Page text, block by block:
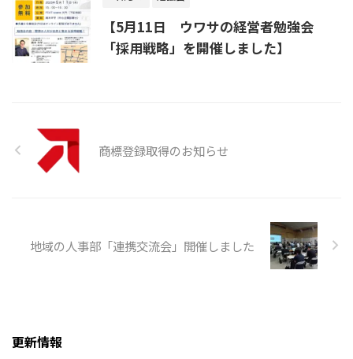
【5月11日 ウワサの経営者勉強会
「採用戦略」を開催しました】
商標登録取得のお知らせ
地域の人事部「連携交流会」開催しました
更新情報